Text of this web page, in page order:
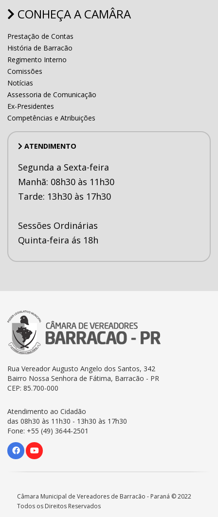
CONHEÇA A CAMÂRA
Prestação de Contas
História de Barracão
Regimento Interno
Comissões
Notícias
Assessoria de Comunicação
Ex-Presidentes
Competências e Atribuições
ATENDIMENTO
Segunda a Sexta-feira
Manhã: 08h30 às 11h30
Tarde: 13h30 às 17h30
Sessões Ordinárias
Quinta-feira ás 18h
Rua Vereador Augusto Angelo dos Santos, 342
Bairro Nossa Senhora de Fátima, Barracão - PR
CEP: 85.700-000
Atendimento ao Cidadão
das 08h30 às 11h30 - 13h30 às 17h30
Fone: +55 (49) 3644-2501
Câmara Municipal de Vereadores de Barracão - Paraná © 2022
Todos os Direitos Reservados